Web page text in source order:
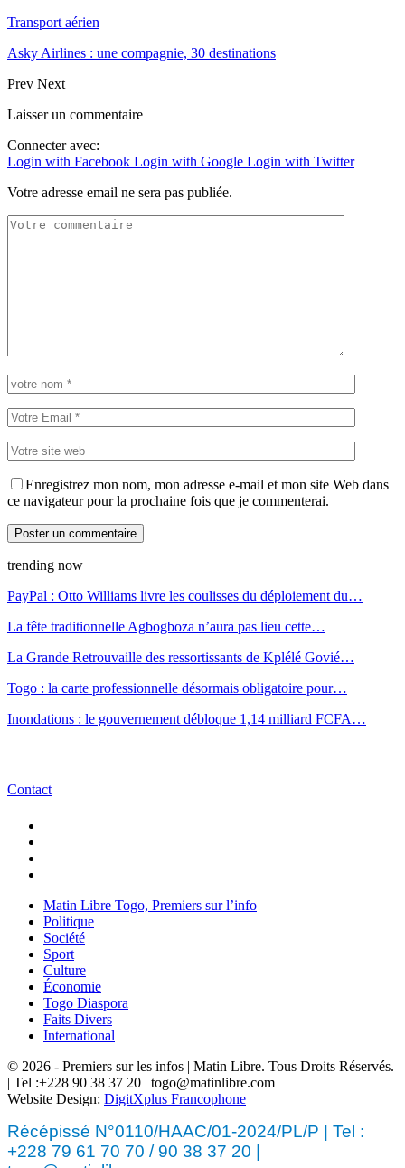
Transport aérien
Asky Airlines : une compagnie, 30 destinations
Prev Next
Laisser un commentaire
Connecter avec:
Login with Facebook Login with Google Login with Twitter
Votre adresse email ne sera pas publiée.
Enregistrez mon nom, mon adresse e-mail et mon site Web dans
ce navigateur pour la prochaine fois que je commenterai.
trending now
PayPal : Otto Williams livre les coulisses du déploiement du…
La fête traditionnelle Agbogboza n’aura pas lieu cette…
La Grande Retrouvaille des ressortissants de Kplélé Govié…
Togo : la carte professionnelle désormais obligatoire pour…
Inondations : le gouvernement débloque 1,14 milliard FCFA…
Contact
Matin Libre Togo, Premiers sur l’info
Politique
Société
Sport
Culture
Économie
Togo Diaspora
Faits Divers
International
© 2026 - Premiers sur les infos | Matin Libre. Tous Droits Réservés.
| Tel :+228 90 38 37 20 | togo@matinlibre.com
Website Design: DigitXplus Francophone
Récépissé N°0110/HAAC/01-2024/PL/P | Tel :
+228 79 61 70 70 / 90 38 37 20 |